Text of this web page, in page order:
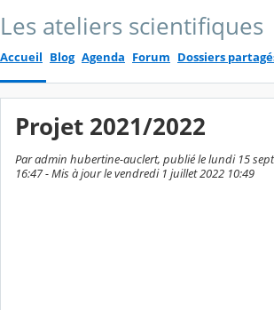
Les ateliers scientifiques
Accueil Blog Agenda Forum Dossiers
Projet 2021/2022
Par admin hubertine-auclert, publié le lundi 15
16:47 - Mis à jour le vendredi 1 juillet 2022 10:49